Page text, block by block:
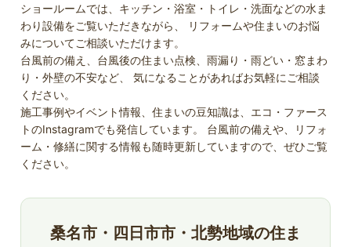
ショールームでは、キッチン・浴室・トイレ・洗面などの水ま
わり設備をご覧いただきながら、 リフォームや住まいのお悩
みについてご相談いただけます。
台風前の備え、台風後の住まい点検、雨漏り・雨どい・窓まわ
り・外壁の不安など、 気になることがあればお気軽にご相談
ください。
施工事例やイベント情報、住まいの豆知識は、エコ・ファース
トのInstagramでも発信しています。 台風前の備えや、リフォ
ーム・修繕に関する情報も随時更新していますので、ぜひご覧
ください。
桑名市・四日市市・北勢地域の住ま